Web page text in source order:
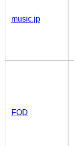
music.jp
FOD